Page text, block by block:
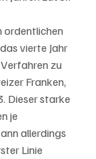
ordentlichen
vierte Jahr
zu
Franken,
Dieser starke
je
allerdings
Linie